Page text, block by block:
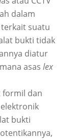
dalam
suatu
bukti tidak
diatur
asas lex
formil dan
bukti